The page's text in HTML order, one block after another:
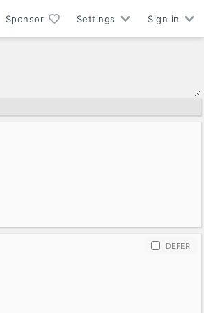
Sponsor Settings Sign in
DEFER